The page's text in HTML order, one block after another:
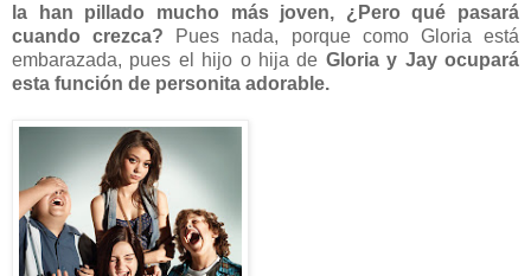
la han pillado mucho más joven, ¿Pero qué pasará
cuando crezca? Pues nada, porque como Gloria está
embarazada, pues el hijo o hija de Gloria y Jay ocupará
esta función de personita adorable.